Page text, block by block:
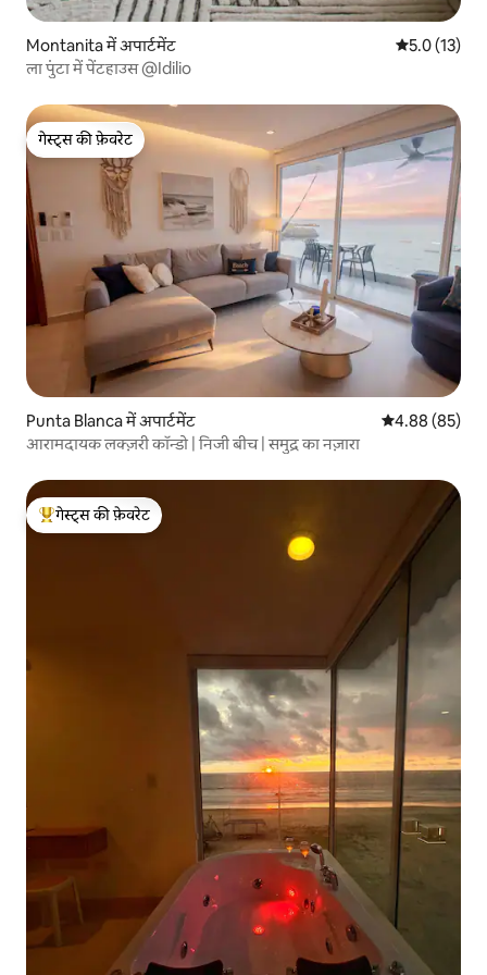
Montanita में अपार्टमेंट औसत रेटिंग 5
5.0 (13)
ला पुंटा में पेंटहाउस @Idilio
गेस्ट्स की फ़ेवरेट
गेस्ट्स की फ़ेवरेट
Punta Blanca में अपार्टमेंट औसत रेटिंग 5 में
4.88 (85)
आरामदायक लक्ज़री कॉन्डो | निजी बीच | समुद्र का नज़ारा
गेस्ट्स का टॉप फ़ेवरेट
गेस्ट्स की फ़ेवरेट